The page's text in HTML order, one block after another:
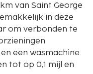
van Saint George
in deze
om verbonden te
een wasmachine.
tot op 0,1 mijl en